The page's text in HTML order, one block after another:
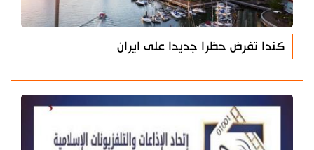
كندا تفرض حظرا جديدا على ايران